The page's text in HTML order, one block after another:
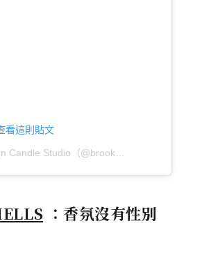
看這則貼文
Brooklyn Candle Studio（@brooklyncandlestudio）分享的貼文
：香氛沒有性別